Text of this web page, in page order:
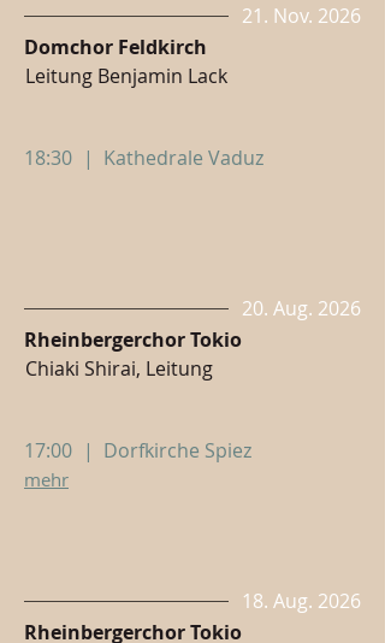
21. Nov. 2026
Domchor Feldkirch
Leitung Benjamin Lack
18:30 | Kathedrale Vaduz
20. Aug. 2026
Rheinbergerchor Tokio
Chiaki Shirai, Leitung
17:00 | Dorfkirche Spiez
mehr
18. Aug. 2026
Rheinbergerchor Tokio